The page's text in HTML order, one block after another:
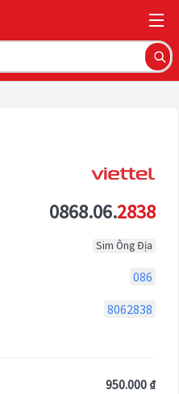
0868.06.2838
Sim Ông Địa
086
8062838
950.000 ₫